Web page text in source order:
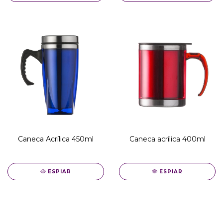
Caneca Acrílica 450ml
ESPIAR
Caneca acrílica 400ml
ESPIAR